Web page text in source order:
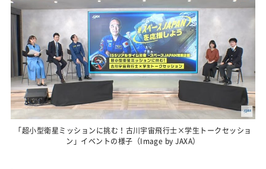
「超小型衛星ミッションに挑む！古川宇宙飛行士×学生トークセッショ
ン」イベントの様子（Image by JAXA）